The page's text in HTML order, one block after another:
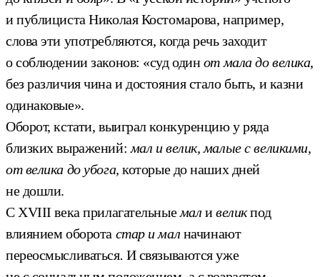
и публициста Николая Костомарова, например,
слова эти употребляются, когда речь заходит
о соблюдении законов: «суд одинот мала до велика,
без различия чина и достояния стало быть, и казни
одинаковые».
Оборот, кстати, выиграл конкуренцию у ряда
близких выражений:мал и велик, малые с великими,
от велика до убога,которые до наших дней
не дошли.
C XVIII века прилагательныемал ивеликпод
влиянием оборота стар и мал начинают
переосмысливаться. И связываются уже